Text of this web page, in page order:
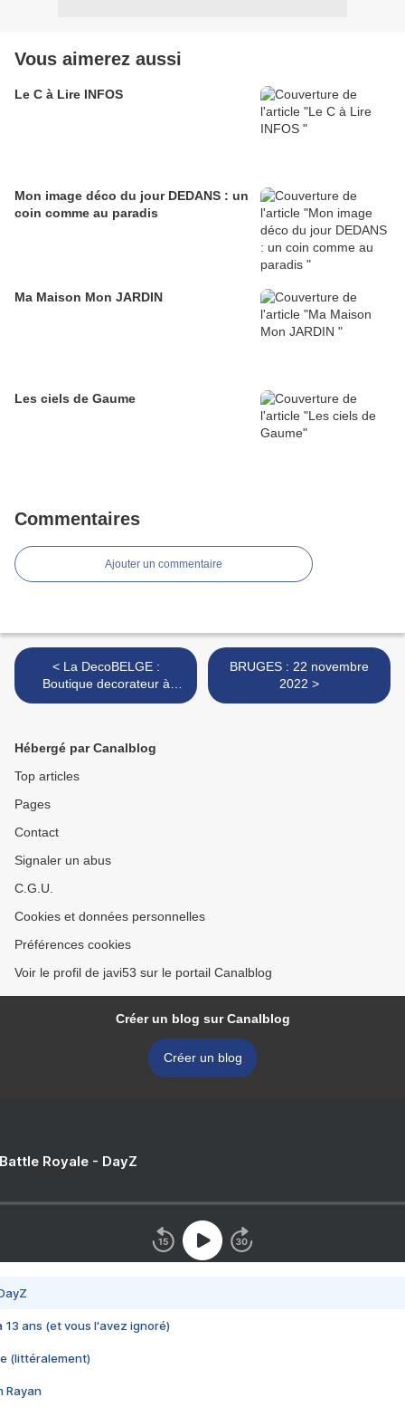
Vous aimerez aussi
Le C à Lire INFOS
Mon image déco du jour DEDANS : un
coin comme au paradis
Ma Maison Mon JARDIN
Les ciels de Gaume
Commentaires
Ajouter un commentaire
< La DecoBELGE :
Boutique decorateur à
BRUGES
BRUGES : 22 novembre
2022 >
Hébergé par Canalblog
Top articles
Pages
Contact
Signaler un abus
C.G.U.
Cookies et données personnelles
Préférences cookies
Voir le profil de javi53 sur le portail Canalblog
Créer un blog sur Canalblog
Créer un blog
Royale - DayZ
13 ans (et vous l'avez ignoré)
(littéralement)
Rayan